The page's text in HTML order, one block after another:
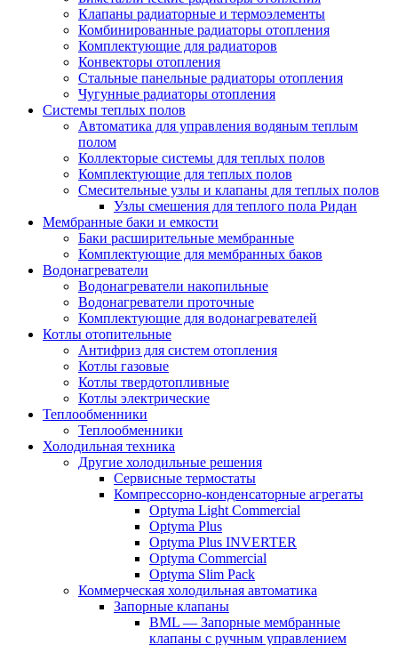
Клапаны радиаторные и термоэлементы
Комбинированные радиаторы отопления
Комплектующие для радиаторов
Конвекторы отопления
Стальные панельные радиаторы отопления
Чугунные радиаторы отопления
Системы теплых полов
Автоматика для управления водяным теплым
полом
Коллекторые системы для теплых полов
Комплектующие для теплых полов
Смесительные узлы и клапаны для теплых полов
Узлы смешения для теплого пола Ридан
Мембранные баки и емкости
Баки расширительные мембранные
Комплектующие для мембранных баков
Водонагреватели
Водонагреватели накопильные
Водонагреватели проточные
Комплектующие для водонагревателей
Котлы отопительные
Антифриз для систем отопления
Котлы газовые
Котлы твердотопливные
Котлы электрические
Теплообменники
Теплообменники
Холодильная техника
Другие холодильные решения
Сервисные термостаты
Компрессорно-конденсаторные агрегаты
Optyma Light Commercial
Optyma Plus
Optyma Plus INVERTER
Optyma Commercial
Optyma Slim Pack
Коммерческая холодильная автоматика
Запорные клапаны
BML — Запорные мембранные
клапаны с ручным управлением